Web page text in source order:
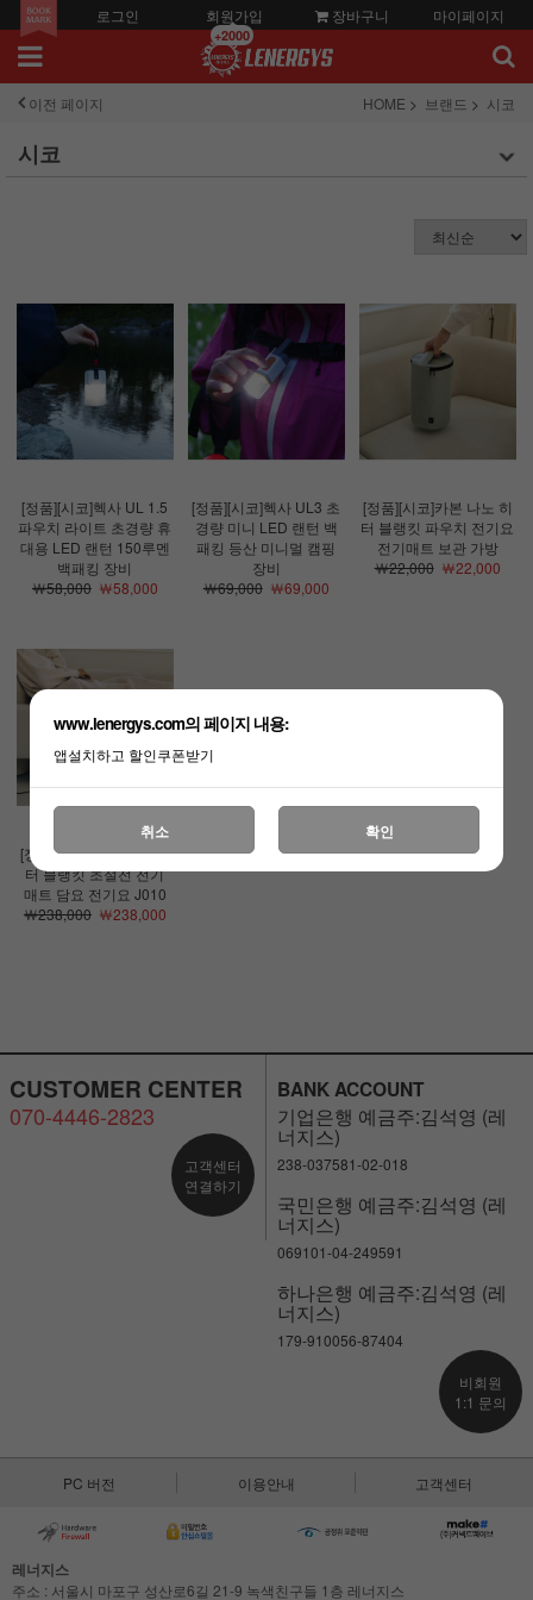
로그인 회원가입
+2000
장바구니 마이페이지
이전 페이지 HOME 브랜드 시코
시코
[정품][시코]헥사 UL 1.5
파우치 라이트 초경량 휴
대용 LED 랜턴 150루멘
백패킹 장비
￦58,000￦58,000
[정품][시코]헥사 UL3 초
경량 미니 LED 랜턴 백
패킹 등산 미니멀 캠핑
장비
￦69,000￦69,000
[정품][시코]카본 나노 히
터 블랭킷 파우치 전기요
전기매트 보관 가방
￦22,000￦22,000
[정품][시코]카본 나노 히
터 블랭킷 초절전 전기
매트 담요 전기요 J010
￦238,000￦238,000
CUSTOMER CENTER
070-4446-2823
고객센터
연결하기
BANK ACCOUNT
기업은행 예금주:김석영 (레
너지스)
238-037581-02-018
국민은행 예금주:김석영 (레
너지스)
069101-04-249591
하나은행 예금주:김석영 (레
너지스)
179-910056-87404
비회원
1:1 문의
PC 버전 이용안내 고객센터
레너지스
주소 : 서울시 마포구 성산로6길 21-9 녹색친구들 1층 레너지스
www.lenergys.com의 페이지 내용:
앱설치하고 할인쿠폰받기
취소 확인